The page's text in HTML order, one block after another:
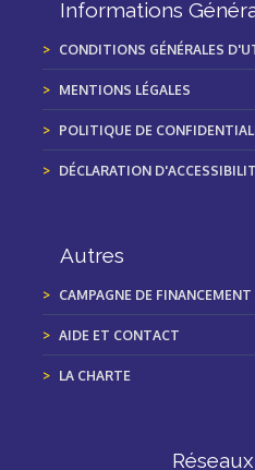
Informations
CONDITIONS GÉNÉRALES
MENTIONS LÉGALES
POLITIQUE DE
DÉCLARATION
Autres
CAMPAGNE DE
AIDE ET CONTACT
LA CHARTE